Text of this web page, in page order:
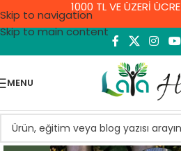
Skip to navigation
Skip to main content
1000 TL VE ÜZERİ
MENU